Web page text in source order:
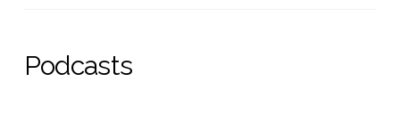
Podcasts